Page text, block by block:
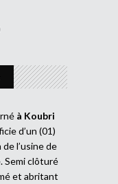
à Koubri
d’un (01)
l’usine de
Semi clôturé
et abritant